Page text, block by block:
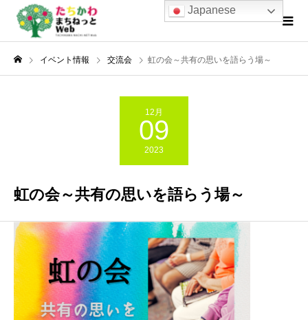
イベント情報 交流会 虹の会～共有の思いを語らう場～
12月
09
2023
虹の会～共有の思いを語らう場～
Japanese